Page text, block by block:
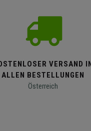
VERSAND
ALLEN BESTELLUNGEN
Österreich